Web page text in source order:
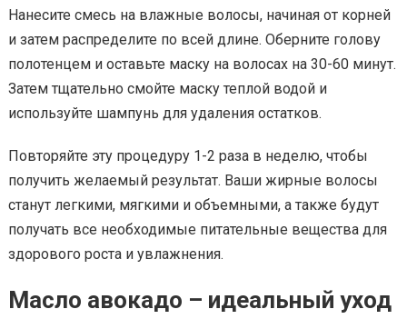
Нанесите смесь на влажные волосы, начиная от корней
и затем распределите по всей длине. Оберните голову
полотенцем и оставьте маску на волосах на 30-60 минут.
Затем тщательно смойте маску теплой водой и
используйте шампунь для удаления остатков.
Повторяйте эту процедуру 1-2 раза в неделю, чтобы
получить желаемый результат. Ваши жирные волосы
станут легкими, мягкими и объемными, а также будут
получать все необходимые питательные вещества для
здорового роста и увлажнения.
Масло авокадо – идеальный уход